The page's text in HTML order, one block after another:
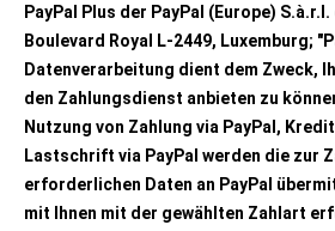
PayPal Plus der PayPal (Europe)
Boulevard Royal L-2449, Luxemburg;
Datenverarbeitung dient dem Zweck,
den Zahlungsdienst anbieten zu
Nutzung von Zahlung via PayPal,
Lastschrift via PayPal werden die zur
erforderlichen Daten an PayPal
mit Ihnen mit der gewählten Zahlart